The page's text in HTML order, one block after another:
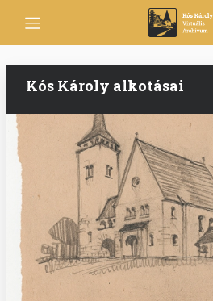
Kós Károly alkotásai